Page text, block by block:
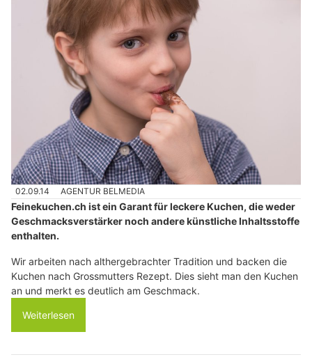
02.09.14 AGENTUR BELMEDIA
Feinekuchen.ch ist ein Garant für leckere Kuchen, die weder
Geschmacksverstärker noch andere künstliche Inhaltsstoffe
enthalten.
Wir arbeiten nach althergebrachter Tradition und backen die
Kuchen nach Grossmutters Rezept. Dies sieht man den Kuchen
an und merkt es deutlich am Geschmack.
Weiterlesen